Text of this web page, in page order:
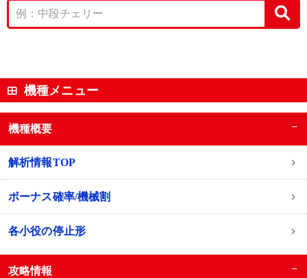
機種メニュー
機種概要 −
解析情報TOP
ボーナス確率/機械割
各小役の停止形
攻略情報 −